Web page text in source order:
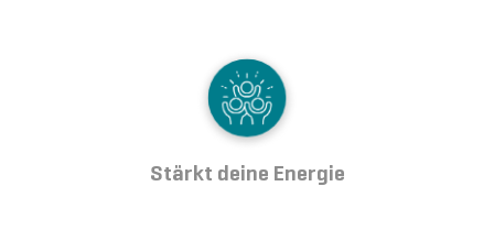
Stärkt deine Energie